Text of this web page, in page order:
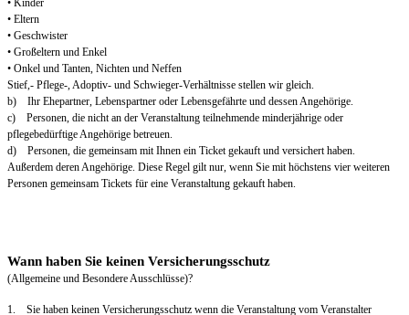
• Kinder
• Eltern
• Geschwister
• Großeltern und Enkel
• Onkel und Tanten, Nichten und Neffen
Stief,- Pflege-, Adoptiv- und Schwieger-Verhältnisse stellen wir gleich.
b) Ihr Ehepartner, Lebenspartner oder Lebensgefährte und dessen Angehörige.
c) Personen, die nicht an der Veranstaltung teilnehmende minderjährige oder
pflegebedürftige Angehörige betreuen.
d) Personen, die gemeinsam mit Ihnen ein Ticket gekauft und versichert haben.
Außerdem deren Angehörige. Diese Regel gilt nur, wenn Sie mit höchstens vier weiteren
Personen gemeinsam Tickets für eine Veranstaltung gekauft haben.
Wann haben Sie keinen Versicherungsschutz
(Allgemeine und Besondere Ausschlüsse)?
1. Sie haben keinen Versicherungsschutz wenn die Veranstaltung vom Veranstalter